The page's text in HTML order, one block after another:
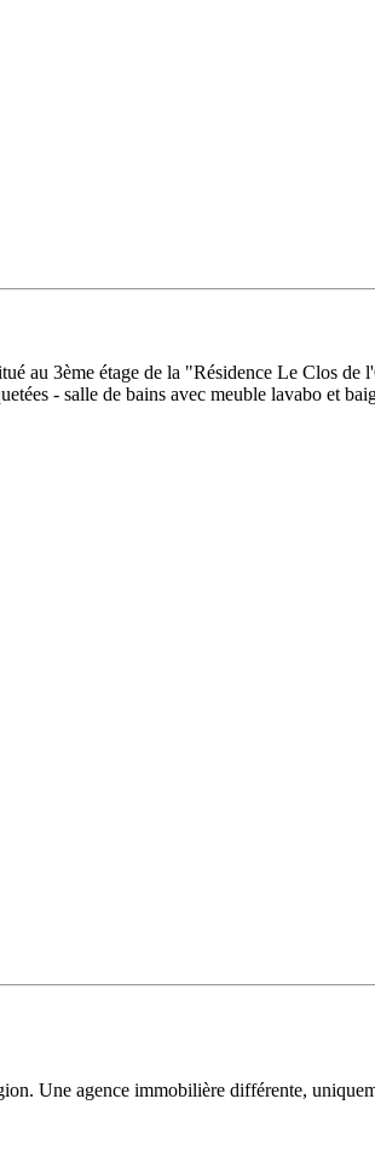
au 3ème étage de la "Résidence Le Clos
- salle de bains avec meuble lavabo et
Une agence immobilière différente,